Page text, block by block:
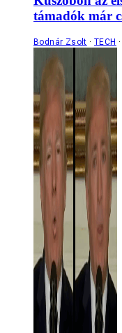
támadók már
Bodnár Zsolt TECH